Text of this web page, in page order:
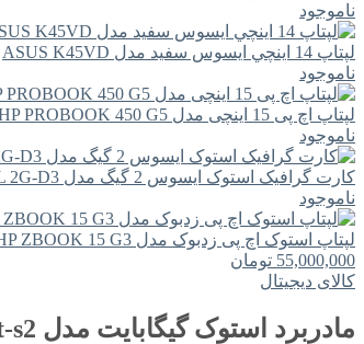
ناموجود
لپتاپ 14 اينچي ايسوس سفید مدل ASUS K45VD
ناموجود
لپتاپ اچ پی 15 اینچی مدل HP PROBOOK 450 G5
ناموجود
کارت گرافیک استوک ایسوس 2 گیگ مدل Asus GT730 SL 2G-D3
ناموجود
لپتاپ استوک اچ پی زدبوک مدل HP ZBOOK 15 G3 گرافیک 2 گیگ
55,000,000 تومان
کالای دیجیتال
مادربرد استوک گیگابایت مدل gigabyte g41mt-s2